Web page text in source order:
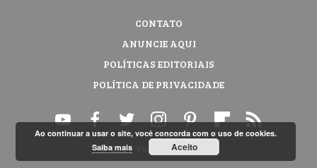
CONTATO
ANUNCIE AQUI
POLÍTICAS EDITORIAIS
POLÍTICA DE PRIVACIDADE
© 2026 Vontade de Viajar
Ao continuar a usar o site, você concorda com o uso de cookies.
Saiba mais
Aceito